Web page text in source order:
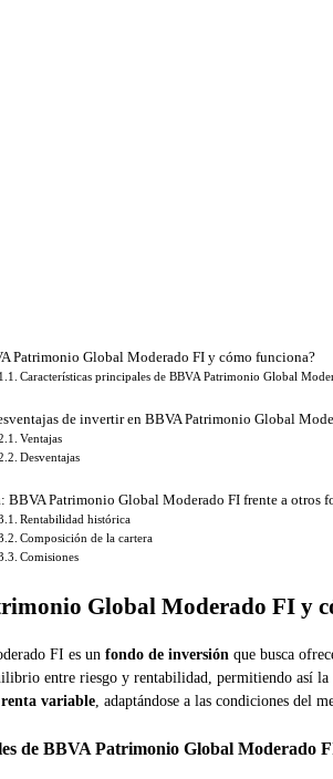
Patrimonio Global Moderado FI y cómo funciona?
Características principales de BBVA Patrimonio Global
de invertir en BBVA Patrimonio Global
Ventajas
Desventajas
BBVA Patrimonio Global Moderado FI frente a otros
Rentabilidad histórica
Composición de la cartera
Comisiones
Global Moderado FI y
FI es un fondo de inversión que busca
entre riesgo y rentabilidad, permitiendo así
renta variable, adaptándose a las condiciones del
de BBVA Patrimonio Global Moderado